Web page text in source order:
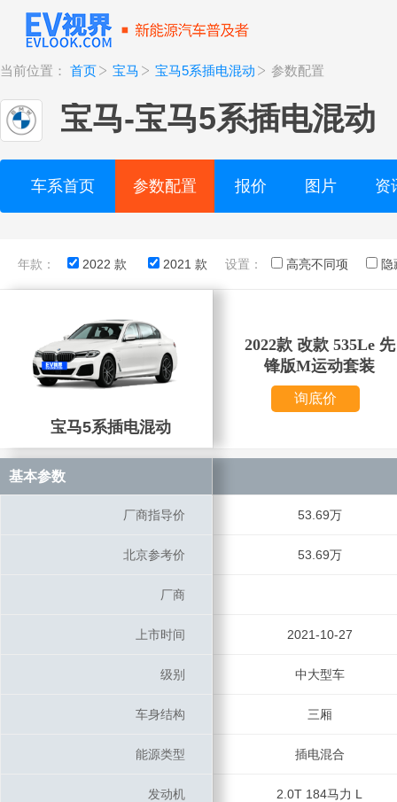
当前位置： 首页 宝马 宝马5系插电混动 参数配置
宝马-宝马5系插电混动
车系首页 参数配置 报价 图片 资
年款： 2022 款 2021 款 设置： 高亮不同项
宝马5系插电混动
宝马5系插电混动
2022款 改款 535Le 先
锋版M运动套装
询底价
基本参数
厂商指导价 53.69万
北京参考价 53.69万
厂商
上市时间 2021-10-27
级别 中大型车
车身结构 三厢
能源类型 插电混合
发动机 2.0T 184马力 L
基本参数
厂商指导价
北京参考价
厂商
上市时间
级别
车身结构
能源类型
发动机